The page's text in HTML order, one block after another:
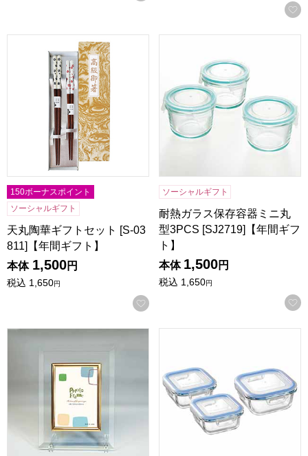
天丸陶華ギフトセット [S-03811]【年間ギフト】
150ボーナスポイント
ソーシャルギフト
天丸陶華ギフトセット [S-03
811]【年間ギフト】
本体 1,500円
税込 1,650円
お気に入りに登録する
ソーシャルギフト
耐熱ガラス保存容器ミニ丸
型3PCS [SJ2719]【年間ギフ
ト】
本体 1,500円
税込 1,650円
クリスタルフォトフレーム L版 [19321]【年間ギフト】